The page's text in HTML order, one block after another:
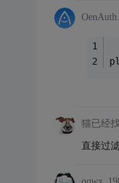
猫已经
直接过